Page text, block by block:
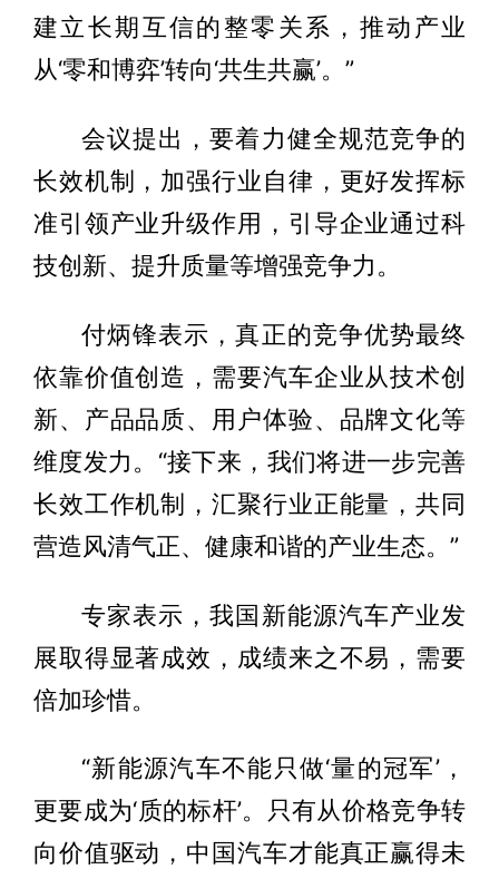
建立长期互信的整零关系，推动产业
从‘零和博弈’转向‘共生共赢’。”
会议提出，要着力健全规范竞争的
长效机制，加强行业自律，更好发挥标
准引领产业升级作用，引导企业通过科
技创新、提升质量等增强竞争力。
付炳锋表示，真正的竞争优势最终
依靠价值创造，需要汽车企业从技术创
新、产品品质、用户体验、品牌文化等
维度发力。“接下来，我们将进一步完善
长效工作机制，汇聚行业正能量，共同
营造风清气正、健康和谐的产业生态。”
专家表示，我国新能源汽车产业发
展取得显著成效，成绩来之不易，需要
倍加珍惜。
“新能源汽车不能只做‘量的冠军’，
更要成为‘质的标杆’。只有从价格竞争转
向价值驱动，中国汽车才能真正赢得未